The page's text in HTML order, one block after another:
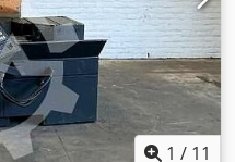
1 / 11